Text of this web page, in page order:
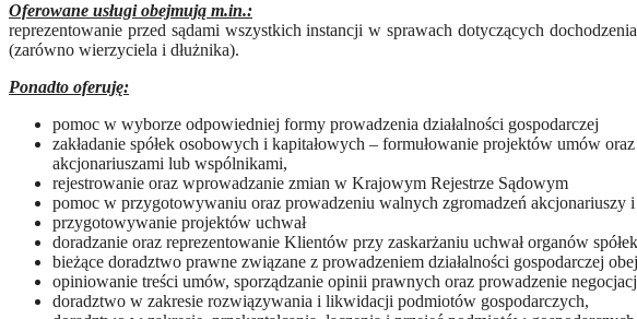
Oferowane usługi obejmują m.in.:
reprezentowanie przed sądami wszystkich instancji w sprawach dotyczących
(zarówno wierzyciela i dłużnika).
Ponadto oferuję:
pomoc w wyborze odpowiedniej formy prowadzenia działalności gospodarczej
zakładanie spółek osobowych i kapitałowych – formułowanie projektów umów
akcjonariuszami lub wspólnikami,
rejestrowanie oraz wprowadzanie zmian w Krajowym Rejestrze Sądowym
pomoc w przygotowywaniu oraz prowadzeniu walnych zgromadzeń akcjonariuszy
przygotowywanie projektów uchwał
doradzanie oraz reprezentowanie Klientów przy zaskarżaniu uchwał organów
bieżące doradztwo prawne związane z prowadzeniem działalności gospodarczej
opiniowanie treści umów, sporządzanie opinii prawnych oraz prowadzenie
doradztwo w zakresie rozwiązywania i likwidacji podmiotów gospodarczych,